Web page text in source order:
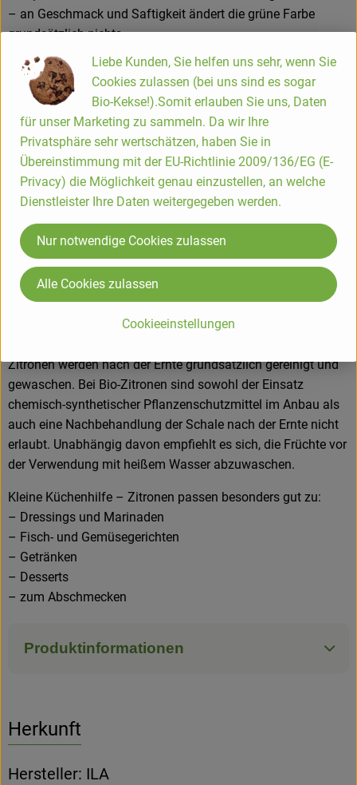
– an Geschmack und Saftigkeit ändert die grüne Farbe
grundsätzlich nichts.
Zitronen – frisch, vielseitig und aromatisch
Unsere Zitronen überzeugen durch ihr saftiges Fruchtfleisch
und ein ausgewogenes Zusammenspiel von Säure und
Frische. Schon beim Anschneiden verströmen sie ihren
typischen Zitrusduft, der vielen Gerichten eine lebendige
Note verleiht. Ob zum Abschmecken, Verfeinern oder als
frische Komponente – oft reicht bereits ein Spritzer Saft oder
Zitronen geben beim Schneiden reichlich Saft ab. Das
Aroma bleibt dabei klar und präsent. Die Schale kann fein
verwendet werden, sollte jedoch sparsam dosiert werden, da
Zitronen werden nach der Ernte grundsätzlich gereinigt und
gewaschen. Bei Bio-Zitronen sind sowohl der Einsatz
chemisch-synthetischer Pflanzenschutzmittel im Anbau als
auch eine Nachbehandlung der Schale nach der Ernte nicht
erlaubt. Unabhängig davon empfiehlt es sich, die Früchte vor
der Verwendung mit heißem Wasser abzuwaschen.
Kleine Küchenhilfe – Zitronen passen besonders gut zu:
– Dressings und Marinaden
– Fisch- und Gemüsegerichten
– Getränken
– Desserts
– zum Abschmecken
Produktinformationen
Herkunft
Hersteller: ILA
Liebe Kunden, Sie helfen uns sehr, wenn Sie
Cookies zulassen (bei uns sind es sogar
Bio-Kekse!).Somit erlauben Sie uns, Daten
für unser Marketing zu sammeln. Da wir Ihre
Privatsphäre sehr wertschätzen, haben Sie in
Übereinstimmung mit der EU-Richtlinie 2009/136/EG (E-
Privacy) die Möglichkeit genau einzustellen, an welche
Dienstleister Ihre Daten weitergegeben werden.
Cookieeinstellungen
Nur notwendige Cookies zulassen
Alle Cookies zulassen